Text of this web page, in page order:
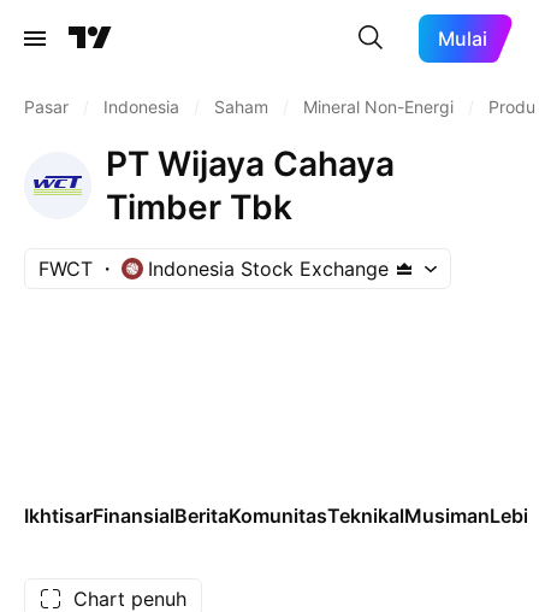
Mulai
Pasar Indonesia Saham Mineral Non-Energi
PT Wijaya Cahaya
Timber Tbk
FWCT Indonesia Stock Exchange
IkhtisarFinansialBeritaKomunitasTeknikalMusiman
Chart penuh